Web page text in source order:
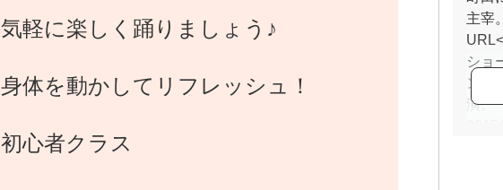
気軽に楽しく踊りましょう♪
身体を動かしてリフレッシュ！
初心者クラス
主宰。
URL<
ショ
ント
演。